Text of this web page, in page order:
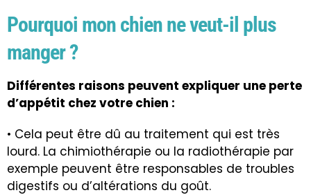
Pourquoi mon chien ne veut-il plus
manger ?
Différentes raisons peuvent expliquer une perte
d’appétit chez votre chien :
• Cela peut être dû au traitement qui est très
lourd. La chimiothérapie ou la radiothérapie par
exemple peuvent être responsables de troubles
digestifs ou d’altérations du goût.